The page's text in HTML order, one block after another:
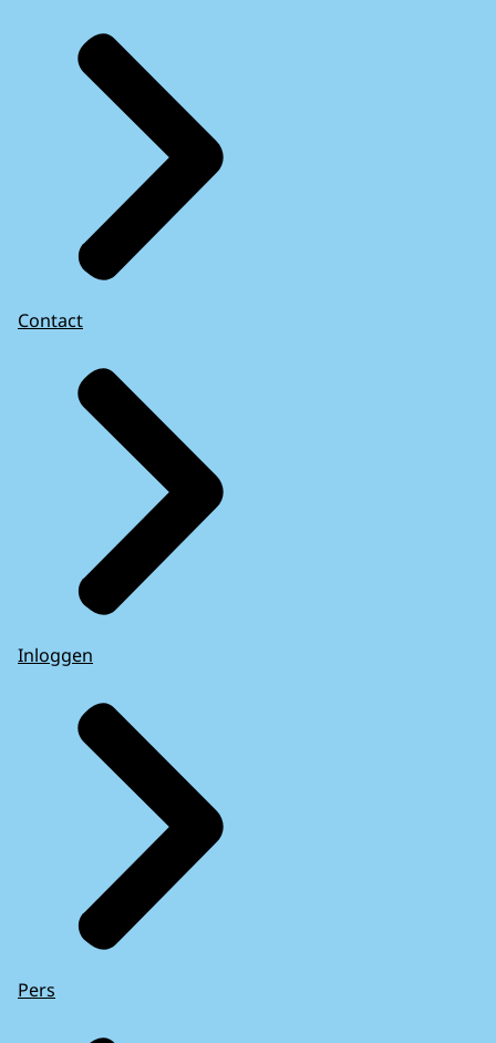
Contact
Inloggen
Pers